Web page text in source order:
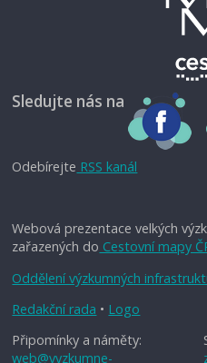
Sledujte nás na
Odebírejte RSS kanál
Webová prezentace velkých
zařazených do Cestovní mapy
Oddělení výzkumných
Redakční rada • Logo
Připomínky a náměty:
web@vyzkumne-